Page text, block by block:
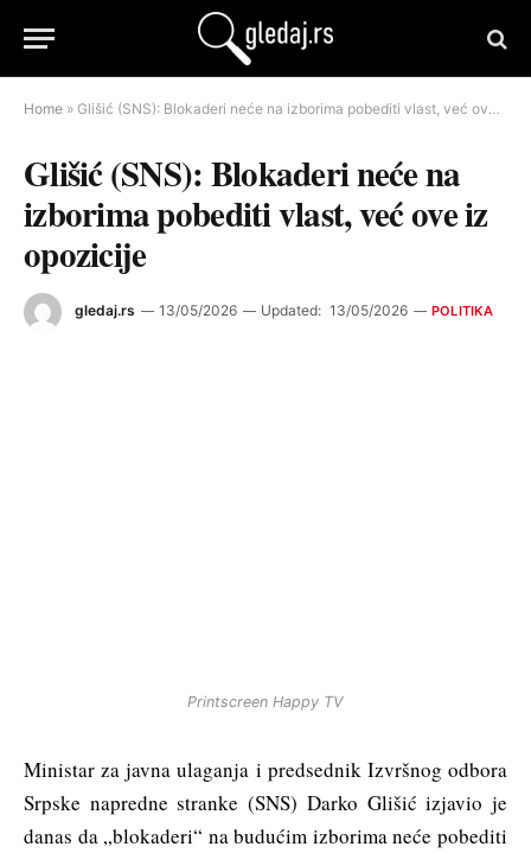
Home » Glišić (SNS): Blokaderi neće na izborima pobediti vlast, već ove iz opozicije
Glišić (SNS): Blokaderi neće na
izborima pobediti vlast, već ove iz
opozicije
gledaj.rs 13/05/2026 Updated: 13/05/2026 POLITIKA
Printscreen Happy TV
Ministar za javna ulaganja i predsednik Izvršnog odbora
Srpske napredne stranke (SNS) Darko Glišić izjavio je
danas da „blokaderi“ na budućim izborima neće pobediti